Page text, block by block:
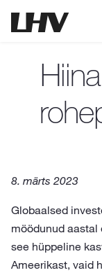
8. märts 2023
Globaalsed
möödunud
see hüppeline
Ameerikast, vaid